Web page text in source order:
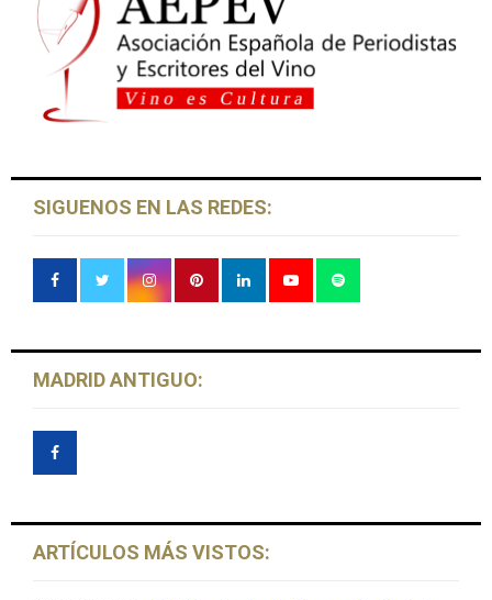
r
a
s
SIGUENOS EN LAS REDES:
MADRID ANTIGUO:
ARTÍCULOS MÁS VISTOS: